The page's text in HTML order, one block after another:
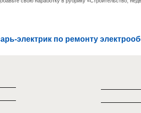
электрик по ремонту